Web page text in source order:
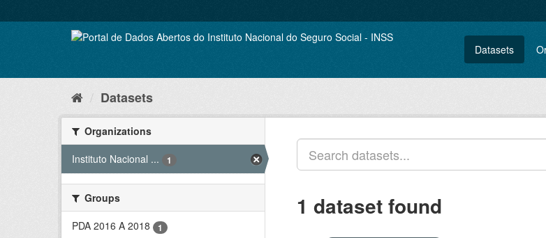
to
Datasets
Datasets
Organizations
Instituto Nacional ...
1
Groups
PDA 2016 A 2018
1
1 dataset found